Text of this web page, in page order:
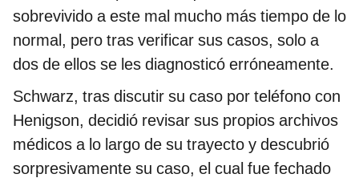
sobrevivido a este mal mucho más tiempo de lo
normal, pero tras verificar sus casos, solo a
dos de ellos se les diagnosticó erróneamente.
Schwarz, tras discutir su caso por teléfono con
Henigson, decidió revisar sus propios archivos
médicos a lo largo de su trayecto y descubrió
sorpresivamente su caso, el cual fue fechado